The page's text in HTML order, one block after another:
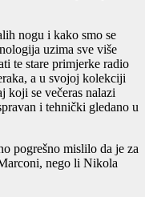
nogu i kako smo se
uzima sve više
te stare primjerke radio
a u svojoj kolekciji
koji se večeras nalazi
i tehnički gledano u
pogrešno mislilo da je za
nego li Nikola